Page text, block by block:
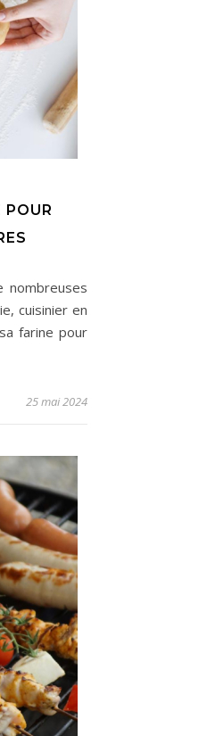
POUR
nombreuses
cuisinier en
farine pour
25 mai 2024